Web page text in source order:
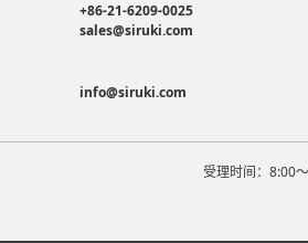
+86-21-6209-0025
sales@siruki.com
info@siruki.com
受理时间：8:00